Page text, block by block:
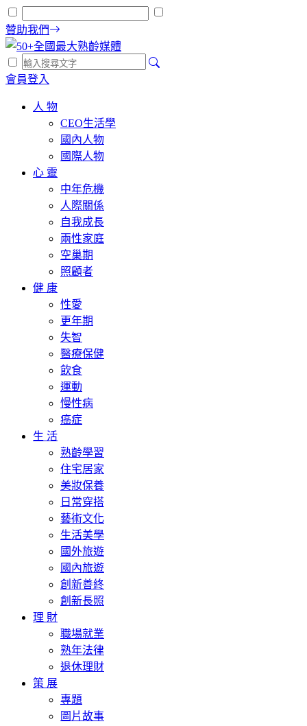
贊助我們
會員登入
人 物
CEO生活學
國內人物
國際人物
心 靈
中年危機
人際關係
自我成長
兩性家庭
空巢期
照顧者
健 康
性愛
更年期
失智
醫療保健
飲食
運動
慢性病
癌症
生 活
熟齡學習
住宅居家
美妝保養
日常穿搭
藝術文化
生活美學
國外旅遊
國內旅遊
創新善終
創新長照
理 財
職場就業
熟年法律
退休理財
策 展
專題
圖片故事